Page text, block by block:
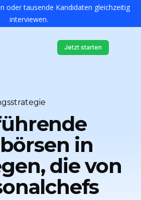
oder tausende Kandidaten gleichzeitig
interviewen.
Jetzt starten
in
die von